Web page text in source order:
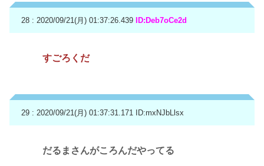
28 : 2020/09/21(月) 01:37:26.439 ID:Deb7oCe2d
すごろくだ
29 : 2020/09/21(月) 01:37:31.171 ID:mxNJbLlsx
だるまさんがころんだやってる